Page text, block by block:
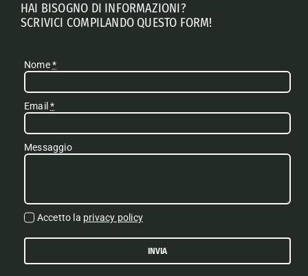
HAI BISOGNO DI INFORMAZIONI?
SCRIVICI COMPILANDO QUESTO FORM!
Nome*
Email*
Messaggio
Accetto la privacy policy
INVIA